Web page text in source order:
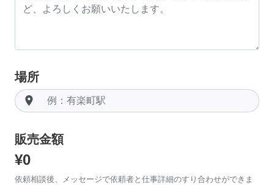
場所
room
販売金額
¥0
依頼相談後、メッセージで依頼者と仕事詳細のすり合わせができま